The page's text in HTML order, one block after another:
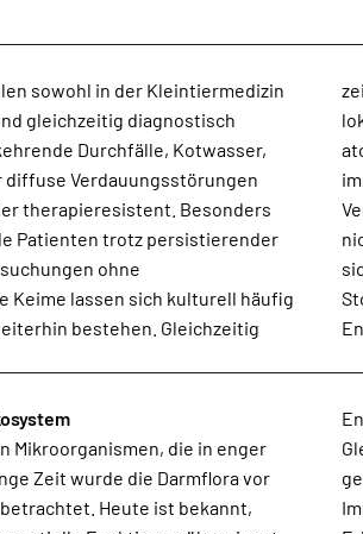
sowohl in der Kleintiermedizin
gleichzeitig diagnostisch
Durchfälle, Kotwasser,
Verdauungsstörungen
therapieresistent. Besonders
Patienten trotz persistierender
ohne
Keime lassen sich kulturell häufig
bestehen. Gleichzeitig
weit über
Haut- und Fellprobleme,
Entzündungsprozesse oder
im Zusammenhang mit
Der Darm wird heute deshalb
Vielmehr handelt es
Verbindung zu
Im Zentrum dieser
Mikroorganismen, die in enger
Zeit wurde die Darmflora vor
Heute ist bekannt,
als Schutzmechanismus
beeinflusst die mukosale
wird durch zahlreiche